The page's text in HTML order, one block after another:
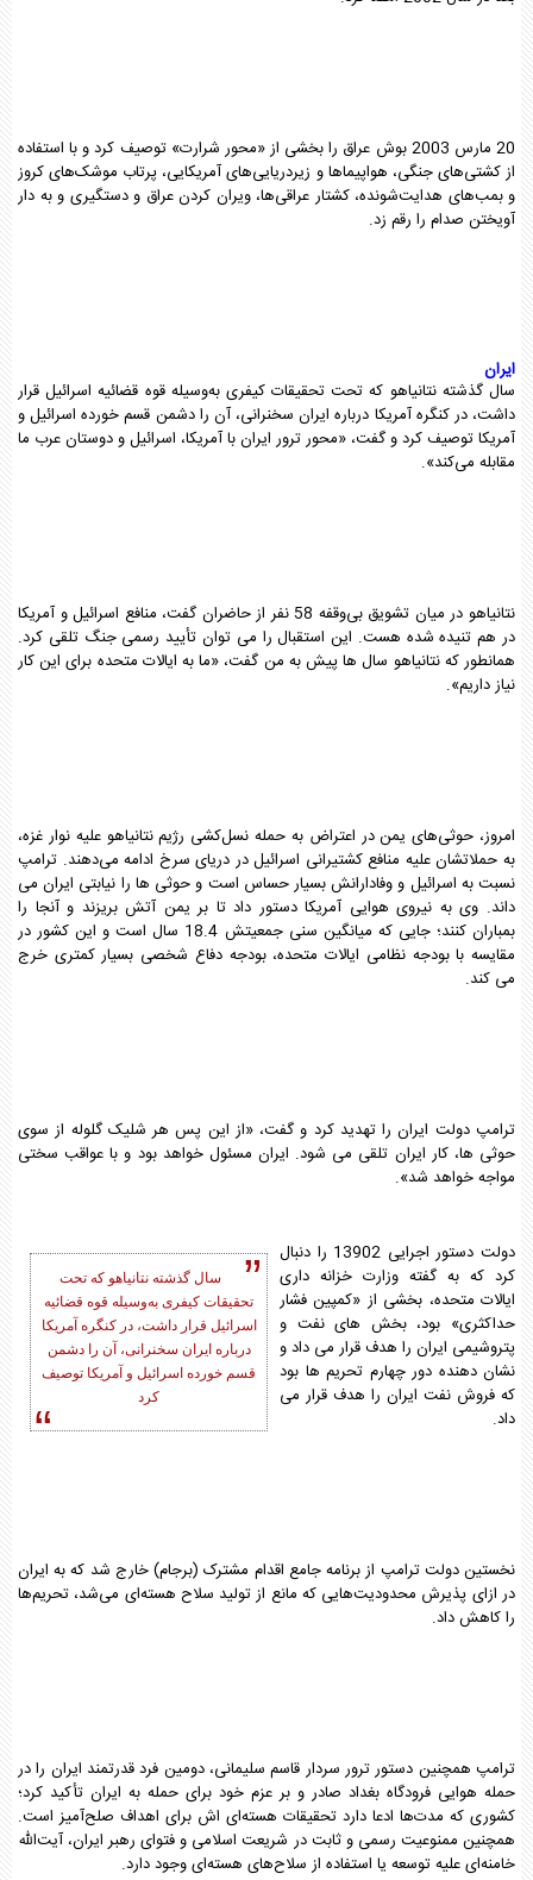
20 مارس 2003 بوش عراق را بخشی از «محور شرارت» توصیف کرد و با استفاده
از کشتی‌های جنگی، هواپیماها و زیردریایی‌های آمریکایی، پرتاب موشک‌های کروز
و بمب‌های هدایت‌شونده، کشتار عراقی‌ها، ویران کردن عراق و دستگیری و به دار
آویختن صدام را رقم زد.
ایران
سال گذشته نتانیاهو که تحت تحقیقات کیفری به‌وسیله قوه قضائیه اسرائیل قرار
داشت، در کنگره آمریکا درباره ایران سخنرانی، آن را دشمن قسم خورده اسرائیل و
آمریکا توصیف کرد و گفت، «محور ترور ایران با آمریکا، اسرائیل و دوستان عرب ما
مقابله می‌کند».
نتانیاهو در میان تشویق بی‌وقفه 58 نفر از حاضران گفت، منافع اسرائیل و آمریکا
در هم تنیده شده هست. این استقبال را می توان تأیید رسمی جنگ تلقی کرد.
همانطور که نتانیاهو سال ها پیش به من گفت، «ما به ایالات متحده برای این کار
نیاز داریم».
امروز، حوثی‌های یمن در اعتراض به حمله نسل‌کشی رژیم نتانیاهو علیه نوار غزه،
به حملاتشان علیه منافع کشتیرانی اسرائیل در دریای سرخ ادامه می‌دهند. ترامپ
نسبت به اسرائیل و وفادارانش بسیار حساس است و حوثی ها را نیابتی ایران می
داند. وی به نیروی هوایی آمریکا دستور داد تا بر یمن آتش بریزند و آنجا را
بمباران کنند؛ جایی که میانگین سنی جمعیتش 18.4 سال است و این کشور در
مقایسه با بودجه نظامی ایالات متحده، بودجه دفاع شخصی بسیار کمتری خرج
می کند.
ترامپ دولت ایران را تهدید کرد و گفت، «از این پس هر شلیک گلوله از سوی
حوثی ها، کار ایران تلقی می شود. ایران مسئول خواهد بود و با عواقب سختی
مواجه خواهد شد».
سال گذشته نتانیاهو که تحت
تحقیقات کیفری به‌وسیله قوه قضائیه
اسرائیل قرار داشت، در کنگره آمریکا
درباره ایران سخنرانی، آن را دشمن
قسم خورده اسرائیل و آمریکا توصیف
کرد
دولت دستور اجرایی 13902 را دنبال
کرد که به گفته وزارت خزانه داری
ایالات متحده، بخشی از «کمپین فشار
حداکثری» بود، بخش های نفت و
پتروشیمی ایران را هدف قرار می داد و
نشان دهنده دور چهارم تحریم ها بود
که فروش نفت ایران را هدف قرار می
داد.
نخستین دولت ترامپ از برنامه جامع اقدام مشترک (برجام) خارج شد که به ایران
در ازای پذیرش محدودیت‌هایی که مانع از تولید سلاح هسته‌ای می‌شد، تحریم‌ها
را کاهش داد.
ترامپ همچنین دستور ترور سردار قاسم سلیمانی، دومین فرد قدرتمند ایران را در
حمله هوایی فرودگاه بغداد صادر و بر عزم خود برای حمله به ایران تأکید کرد؛
کشوری که مدت‌ها ادعا دارد تحقیقات هسته‌ای اش برای اهداف صلح‌آمیز است.
همچنین ممنوعیت رسمی و ثابت در شریعت اسلامی و فتوای رهبر ایران، آیت‌الله
خامنه‌ای علیه توسعه یا استفاده از سلاح‌های هسته‌ای وجود دارد.